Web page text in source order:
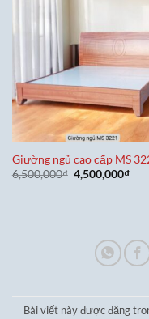
Giường ngủ cao cấp MS
6,500,000₫ Giá
gốc
4,500,000₫Giá
Bài viết này được đăng